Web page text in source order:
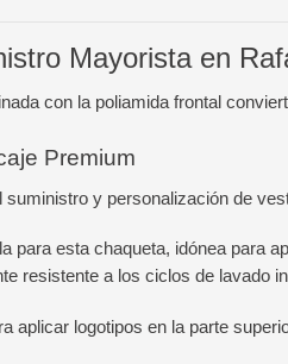
Mayorista en
con la poliamida frontal
Premium
y personalización de
para esta chaqueta, idónea para
resistente a los ciclos de lavado
aplicar logotipos en la parte